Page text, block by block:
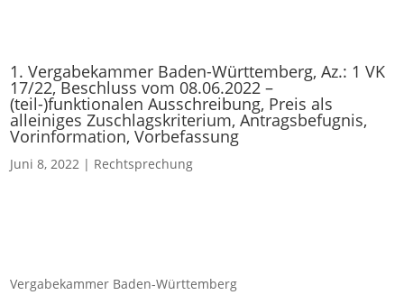
1. Vergabekammer Baden-Württemberg, Az.: 1 VK
17/22, Beschluss vom 08.06.2022 –
(teil-)funktionalen Ausschreibung, Preis als
alleiniges Zuschlagskriterium, Antragsbefugnis,
Vorinformation, Vorbefassung
Juni 8, 2022 | Rechtsprechung
Vergabekammer Baden-Württemberg